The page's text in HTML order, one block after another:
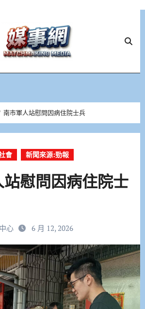
南市軍人站慰問因病住院士兵
會 新聞來源:勁報
慰問因病住院士
心 6 月 12, 2026